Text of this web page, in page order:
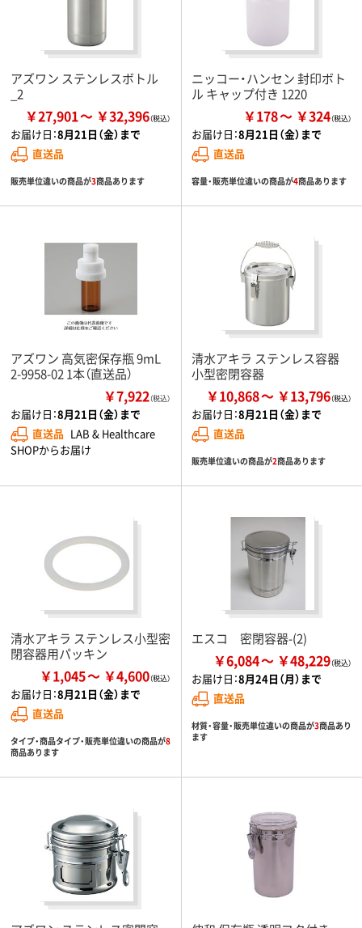
アズワン ステンレスボトル
_2
￥27,901 ￥32,396
お届け日：8月21日（金）まで
直送品
販売単位違いの商品が3商品あります
ニッコー・ハンセン 封印ボト
ル キャップ付き 1220
￥178 ￥324
お届け日：8月21日（金）まで
直送品
容量・販売単位違いの商品が4商品あります
アズワン 高気密保存瓶 9mL
2-9958-02 1本（直送品）
￥7,922（税込）
お届け日：8月21日（金）まで
直送品 LAB & Healthcare
SHOPからお届け
清水アキラ ステンレス容器
小型密閉容器
￥10,868 ￥13,796
お届け日：8月21日（金）まで
直送品
販売単位違いの商品が2商品あります
清水アキラ ステンレス小型密
閉容器用パッキン
￥1,045 ￥4,600
お届け日：8月21日（金）まで
直送品
タイプ・商品タイプ・販売単位違いの商品が8
商品あります
エスコ 密閉容器-(2)
￥6,084 ￥48,229
お届け日：8月24日（月）まで
直送品
材質・容量・販売単位違いの商品が3商品あり
ます